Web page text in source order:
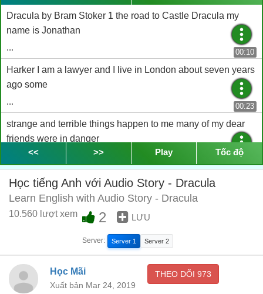
Dracula by Bram Stoker 1 the road to Castle Dracula my
name is Jonathan
...
00:10
Harker I am a lawyer and I live in London about seven years
ago some
...
00:23
strange and terrible things happen to me many of my dear
friends were in danger
00:30
too at last we have decided to tell the story of that terrible
time part of my
...
countries at the beginning of 1875 I received a letter from
<< >> Play Tốc độ
Học tiếng Anh với Audio Story - Dracula
Learn English with Audio Story - Dracula
10.560 lượt xem 2 LƯU
Server: Server 1 Server 2
Học Mãi
Xuất bản Mar 24, 2019
THEO DÕI 973